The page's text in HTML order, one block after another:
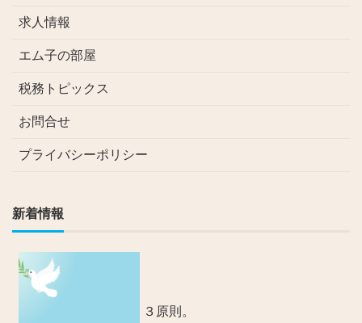
求人情報
エム子の部屋
税務トピックス
お問合せ
プライバシーポリシー
新着情報
３原則。